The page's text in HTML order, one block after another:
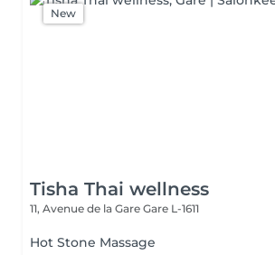
New
Tisha Thai wellness
11, Avenue de la Gare Gare L-1611
Hot Stone Massage